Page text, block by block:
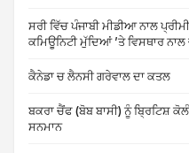
ਸਰੀ ਵਿੱਚ ਪੰਜਾਬੀ ਮੀਡੀਆ ਨਾਲ
ਕਮਿਊਨਿਟੀ ਮੁੱਦਿਆਂ ’ਤੇ ਵਿਸਥਾਰ ਨਾਲ
ਕੈਨੇਡਾ ਚ ਲੈਨਸੀ ਗਰੇਵਾਲ ਦਾ ਕਤਲ
ਬਕਰਾ ਚੈਂਫ (ਬੋਬ ਬਾਸੀ) ਨੂੰ ਬ੍ਰਿਟਿਸ਼
ਸਨਮਾਨ